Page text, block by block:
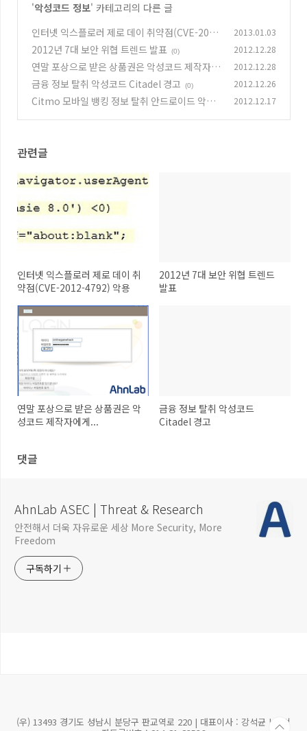
'악성코드 정보' 카테고리의 다른 글
인터넷 익스플로러 제로 데이 취약점(CVE-2012
-4792) 악용
(0)
2013.01.03
2012년 7대 보안 위협 트렌드 발표 (0) 2012.12.28
연말 포상으로 받은 상품권은 악성코드 제작자에
게... (0)
2012.12.28
금융 정보 탈취 악성코드 Citadel 경고 (0) 2012.12.26
Citmo 모바일 뱅킹 정보 탈취 안드로이드 악성
2012.12.17
관련글
인터넷 익스플로러 제로 데이 취
약점(CVE-2012-4792) 악용
2012년 7대 보안 위협 트렌드
발표
연말 포상으로 받은 상품권은 악
성코드 제작자에게...
금융 정보 탈취 악성코드
Citadel 경고
댓글
AhnLab ASEC | Threat & Research
안전해서 더욱 자유로운 세상 More Security, More
Freedom
구독하기
(우) 13493 경기도 성남시 분당구 판교역로 220 | 대표이사 : 강석균 | 사업